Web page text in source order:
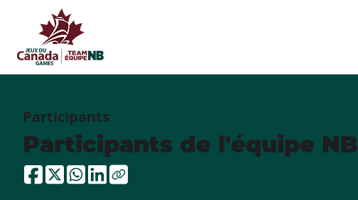
Participants
Participants de l'équipe NB